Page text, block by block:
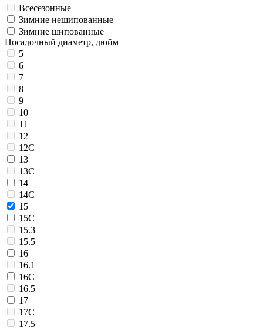
Всесезонные
Зимние нешипованные
Зимние шипованные
Посадочный диаметр, дюйм
5
6
7
8
9
10
11
12
12C
13
13C
14
14C
15
15C
15.3
15.5
16
16.1
16C
16.5
17
17C
17.5